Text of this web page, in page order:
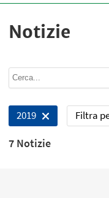
Notizie
2019 Filtra
7 Notizie